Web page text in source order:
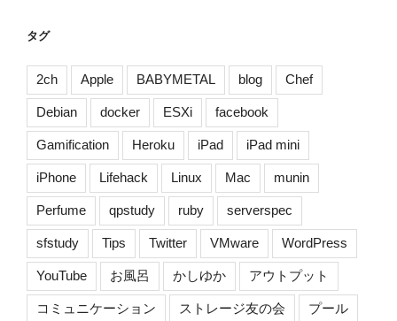
タグ
2ch Apple BABYMETAL blog Chef
Debian docker ESXi facebook
Gamification Heroku iPad iPad mini
iPhone Lifehack Linux Mac munin
Perfume qpstudy ruby serverspec
sfstudy Tips Twitter VMware WordPress
YouTube お風呂 かしゆか アウトプット
コミュニケーション ストレージ友の会 プール